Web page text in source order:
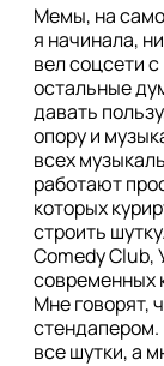
Мемы, на
я начинала,
вел соцсети
остальные
давать
опору и
всех
работают
которых
строить
Comedy Club,
современных
Мне говорят,
стендапером.
все шутки, а